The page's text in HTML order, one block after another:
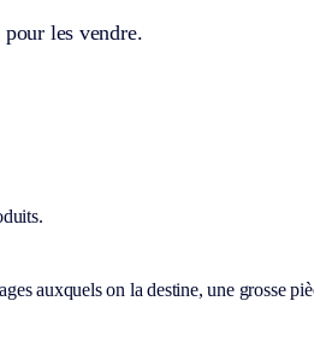
les vendre.
auxquels on la destine, une grosse